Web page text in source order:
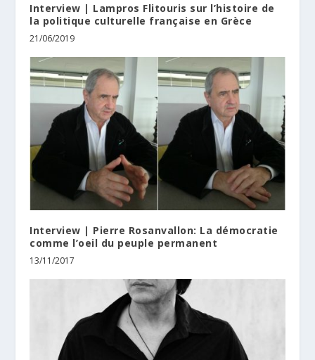
Interview | Lampros Flitouris sur l’histoire de
la politique culturelle française en Grèce
21/06/2019
Interview | Pierre Rosanvallon: La démocratie
comme l’oeil du peuple permanent
13/11/2017